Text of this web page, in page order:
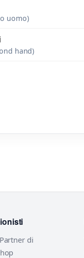
uomo)
hand)
di